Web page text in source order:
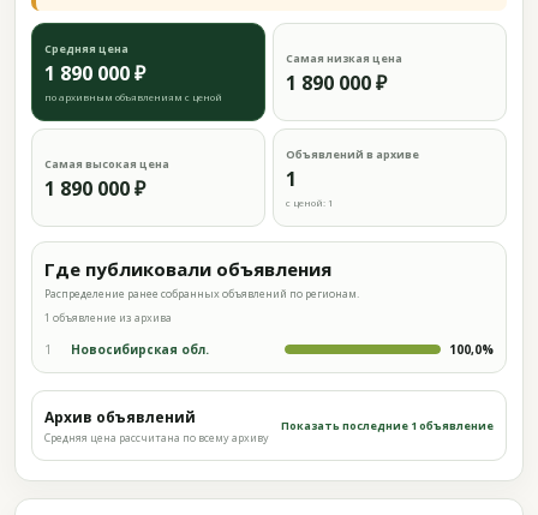
Средняя цена
1 890 000 ₽
по архивным объявлениям с ценой
Самая низкая цена
1 890 000 ₽
Самая высокая цена
1 890 000 ₽
Объявлений в архиве
1
с ценой: 1
Где публиковали объявления
Распределение ранее собранных объявлений по регионам.
1 объявление из архива
1 Новосибирская обл. 100,0%
Архив объявлений
Средняя цена рассчитана по всему архиву
Показать последние 1 объявление